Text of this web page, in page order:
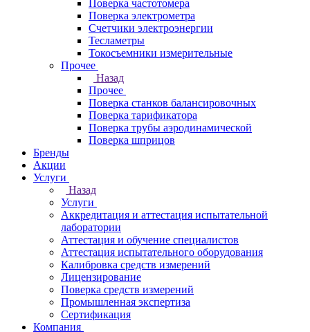
Поверка частотомера
Поверка электрометра
Счетчики электроэнергии
Тесламетры
Токосъемники измерительные
Прочее
Назад
Прочее
Поверка станков балансировочных
Поверка тарификатора
Поверка трубы аэродинамической
Поверка шприцов
Бренды
Акции
Услуги
Назад
Услуги
Аккредитация и аттестация испытательной
лаборатории
Аттестация и обучение специалистов
Аттестация испытательного оборудования
Калибровка средств измерений
Лицензирование
Поверка средств измерений
Промышленная экспертиза
Сертификация
Компания